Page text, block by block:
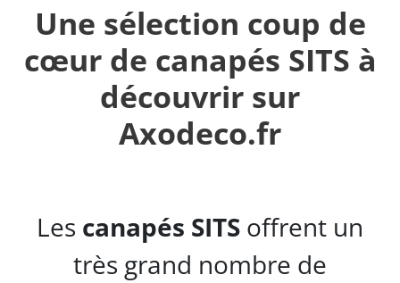
Une sélection coup de
cœur de canapés SITS à
découvrir sur
Axodeco.fr
Les canapés SITS offrent un
très grand nombre de